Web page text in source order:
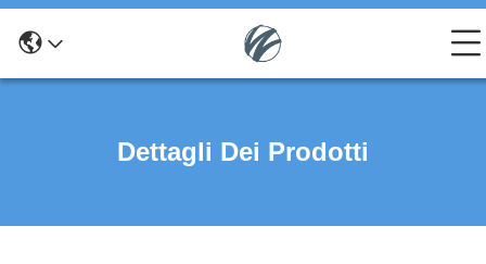
Dettagli Dei Prodotti